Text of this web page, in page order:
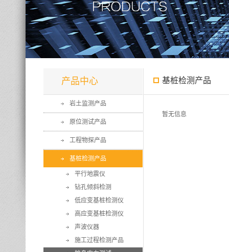
产品中心
岩土监测产品
原位测试产品
工程物探产品
基桩检测产品
平行地震仪
钻孔倾斜检测
低应变基桩检测仪
高应变基桩检测仪
声波仪器
施工过程检测产品
基桩检测产品
暂无信息